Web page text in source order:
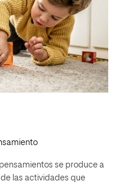
se produce a
las actividades que